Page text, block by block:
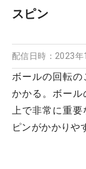
スピン
配信日時： 2023年
ボールの回転
かかる。ボー
上で非常に重
ピンがかかりや